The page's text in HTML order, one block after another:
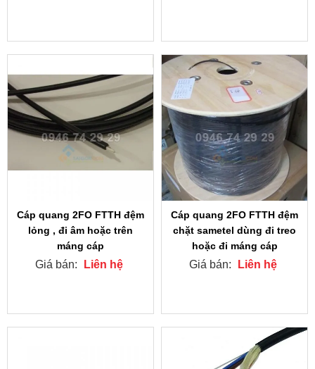
Cáp quang 2FO FTTH đệm
lỏng , đi âm hoặc trên
máng cáp
Giá bán: Liên hệ
Cáp quang 2FO FTTH đệm
chặt sametel dùng đi treo
hoặc đi máng cáp
Giá bán: Liên hệ